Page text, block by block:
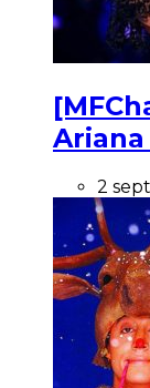
Ariana
2